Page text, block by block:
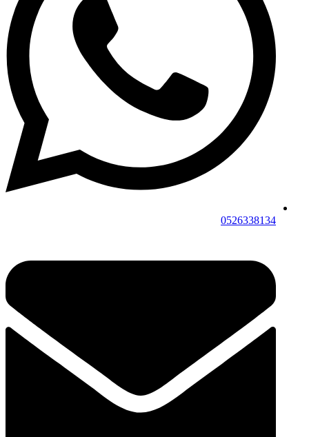
0526338134